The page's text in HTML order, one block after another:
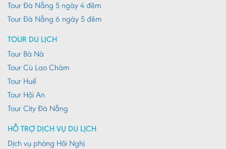
Lạng Sơn
Long An
Nam Định
Nghệ An
Ninh Bình
Ninh Thuận
Phú Yên
Tour Đà Nẵng 5 ngày 4 đêm
Tour Đà Nẵng 6 ngày 5 đêm
TOUR DU LỊCH
Tour Bà Nà
Tour Cù Lao Chàm
Tour Huế
Tour Hội An
Tour City Đà Nẵng
HỖ TRỢ DỊCH VỤ DU LỊCH
Dịch vụ phòng Hôi Nghị